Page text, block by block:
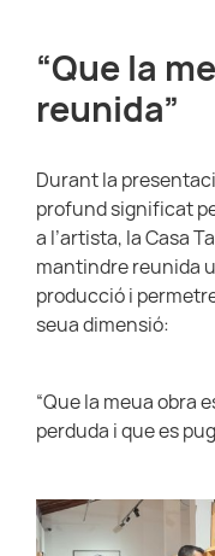
“Que la
reunida”
Durant la
profund significat
a l’artista, la Casa
mantindre reunida
producció i
seua dimensió:
“Que la meua obra
perduda i que es